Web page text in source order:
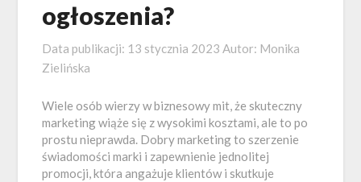
ogłoszenia?
Data publikacji: 13 stycznia 2023 Autor: Monika
Zielińska
Wiele osób wierzy w biznesowy mit, że skuteczny
marketing wiąże się z wysokimi kosztami, ale to po
prostu nieprawda. Dobry marketing to szerzenie
świadomości marki i zapewnienie jednolitej
promocji, która angażuje klientów i skutkuje